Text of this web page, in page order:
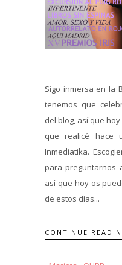
Sigo inmersa en la
tenemos que
del blog, así que
que realicé hace
Inmediatika.
para preguntarnos
así que hoy os
de estos días...
CONTINUE